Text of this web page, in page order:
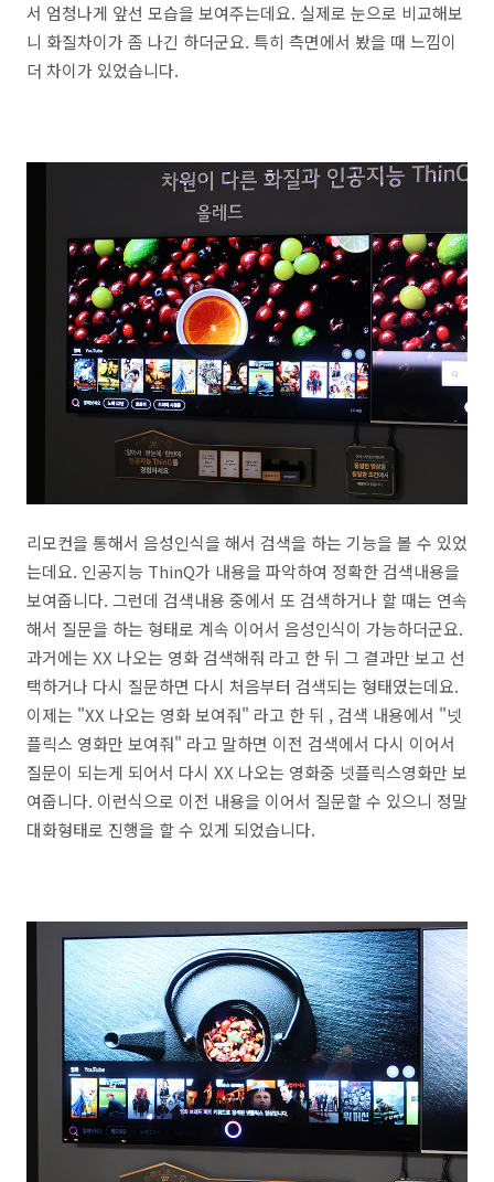
서 엄청나게 앞선 모습을 보여주는데요. 실제로 눈으로 비교해보
니 화질차이가 좀 나긴 하더군요. 특히 측면에서 봤을 때 느낌이
더 차이가 있었습니다.
리모컨을 통해서 음성인식을 해서 검색을 하는 기능을 볼 수 있었
는데요. 인공지능 ThinQ가 내용을 파악하여 정확한 검색내용을
보여줍니다. 그런데 검색내용 중에서 또 검색하거나 할 때는 연속
해서 질문을 하는 형태로 계속 이어서 음성인식이 가능하더군요.
과거에는 XX 나오는 영화 검색해줘 라고 한 뒤 그 결과만 보고 선
택하거나 다시 질문하면 다시 처음부터 검색되는 형태였는데요.
이제는 "XX 나오는 영화 보여줘" 라고 한 뒤 , 검색 내용에서 "넷
플릭스 영화만 보여줘" 라고 말하면 이전 검색에서 다시 이어서
질문이 되는게 되어서 다시 XX 나오는 영화중 넷플릭스영화만 보
여줍니다. 이런식으로 이전 내용을 이어서 질문할 수 있으니 정말
대화형태로 진행을 할 수 있게 되었습니다.